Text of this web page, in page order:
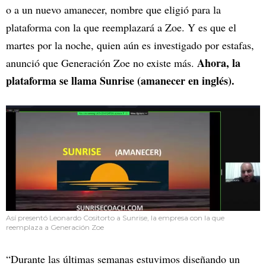
o a un nuevo amanecer, nombre que eligió para la
plataforma con la que reemplazará a Zoe. Y es que el
martes por la noche, quien aún es investigado por estafas,
anunció que Generación Zoe no existe más. Ahora, la
plataforma se llama Sunrise (amanecer en inglés).
Así presentó Leonardo Cositorto a Sunrise, la empresa con la que
reemplaza a Generación Zoe
“Durante las últimas semanas estuvimos diseñando un